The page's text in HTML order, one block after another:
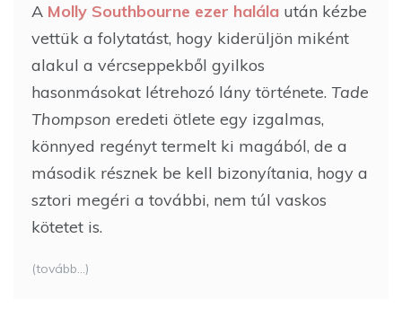
A Molly Southbourne ezer halála után kézbe
vettük a folytatást, hogy kiderüljön miként
alakul a vércseppekből gyilkos
hasonmásokat létrehozó lány története. Tade
Thompson eredeti ötlete egy izgalmas,
könnyed regényt termelt ki magából, de a
második résznek be kell bizonyítania, hogy a
sztori megéri a további, nem túl vaskos
kötetet is.
(tovább…)